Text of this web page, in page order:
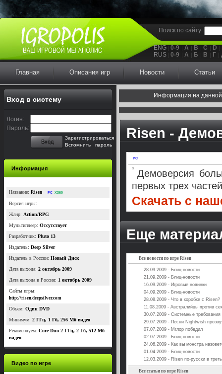
Поиск по сайту:
ENG 0-9 A B C
D
RUS 0-9 А Б В Г
Главная Описания игр Новости Статьи
Вход в систему
Логин:
Пароль:
Вход
Зарегистрироваться
Вспомнить пароль
Информация
Название: Risen PC X360
Версия игры:
Жанр: Action/RPG
Мультиплеер: Отсутствует
Разработчик: Pluto 13
Издатель: Deep Silver
Издатель в России: Новый Диск
Дата выхода: 2 октябрь 2009
Дата выхода в России: 1 октябрь 2009
Сайты игры:
http://risen.deepsilver.com
Объем: Один DVD
Минимум: 2 ГГц, 1 Гб, 256 Мб видео
Рекомендуем: Core Duo 2 ГГц, 2 Гб, 512 Мб
видео
Видео по игре
Информация на
Risen -
PC
Демоверсия
первых трех
Скачать с
Еще
Все новости по игре Risen
28.09.2009 - Блиц-новости
21.09.2009 - Блиц-новости
16.09.2009 - Игровые новинки
04.09.2009 - Блиц-новости
28.08.2009 - Что в коробке с Risen?
11.08.2009 - Австралийцы против
30.07.2009 - Системные требования
29.07.2009 - Песни Nightwish
07.07.2009 - Мглор победил
02.07.2009 - Блиц-новости
24.06.2009 - Как вы монстра
01.04.2009 - Блиц-новости
12.03.2009 - Risen по-русски в
Все статьи по игре Risen